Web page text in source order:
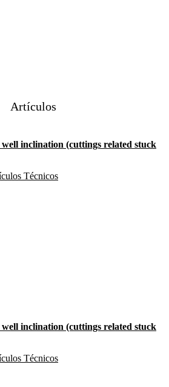
Artículos
inclination (cuttings related stuck
Técnicos
inclination (cuttings related stuck
Técnicos